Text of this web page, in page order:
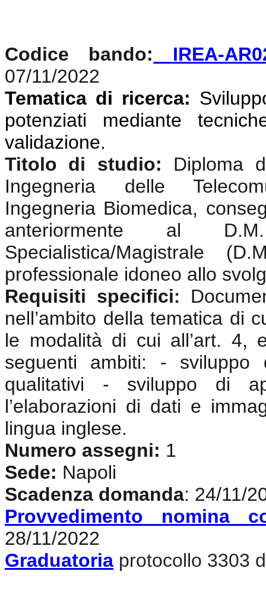
Codice bando:
IREA-
07/11/2022
Tematica di ricerca:
potenziati mediante
validazione.
Titolo di studio:
Diploma
Ingegneria delle
Ingegneria Biomedica,
anteriormente al
Specialistica/Magistrale
professionale idoneo allo
Requisiti specifici:
nell’ambito della tematica di
le modalità di cui all’art. 4,
seguenti ambiti: - sviluppo
qualitativi - sviluppo di
l’elaborazioni di dati e
lingua inglese.
Numero assegni: 1
Sede: Napoli
Scadenza domanda: 24/11/
Provvedimento nomina
28/11/2022
Graduatoria protocollo 3303